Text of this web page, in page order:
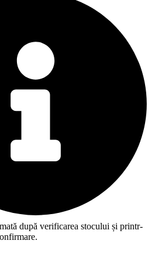
după verificarea stocului și printr-